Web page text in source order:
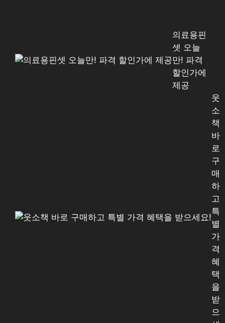
의료용핀
셋 오늘
만! 파격
할인가에
제공
웃
소
책
바
로
구
매
하
고
특
별
가
격
혜
택
을
받
으